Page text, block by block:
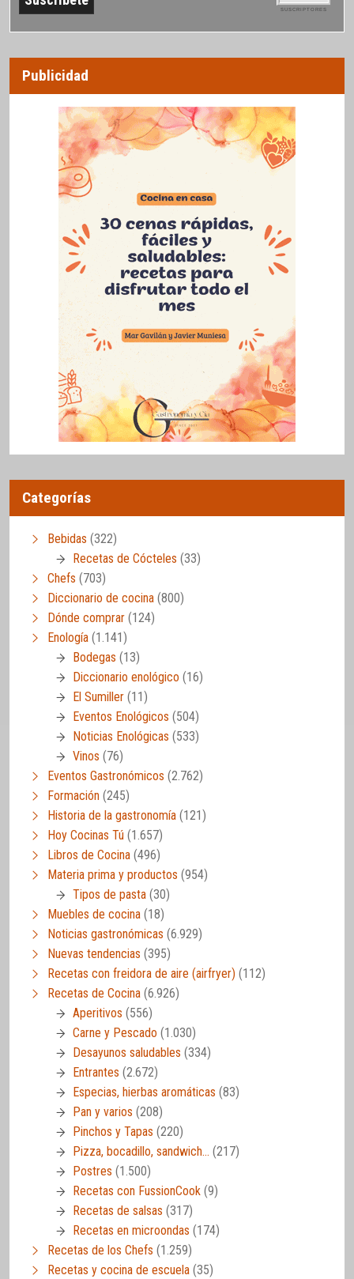
SUSCRIPTORES
Publicidad
Categorías
Bebidas (322)
Recetas de Cócteles (33)
Chefs (703)
Diccionario de cocina (800)
Dónde comprar (124)
Enología (1.141)
Bodegas (13)
Diccionario enológico (16)
El Sumiller (11)
Eventos Enológicos (504)
Noticias Enológicas (533)
Vinos (76)
Eventos Gastronómicos (2.762)
Formación (245)
Historia de la gastronomía (121)
Hoy Cocinas Tú (1.657)
Libros de Cocina (496)
Materia prima y productos (954)
Tipos de pasta (30)
Muebles de cocina (18)
Noticias gastronómicas (6.929)
Nuevas tendencias (395)
Recetas con freidora de aire (airfryer) (112)
Recetas de Cocina (6.926)
Aperitivos (556)
Carne y Pescado (1.030)
Desayunos saludables (334)
Entrantes (2.672)
Especias, hierbas aromáticas (83)
Pan y varios (208)
Pinchos y Tapas (220)
Pizza, bocadillo, sandwich… (217)
Postres (1.500)
Recetas con FussionCook (9)
Recetas de salsas (317)
Recetas en microondas (174)
Recetas de los Chefs (1.259)
Recetas y cocina de escuela (35)